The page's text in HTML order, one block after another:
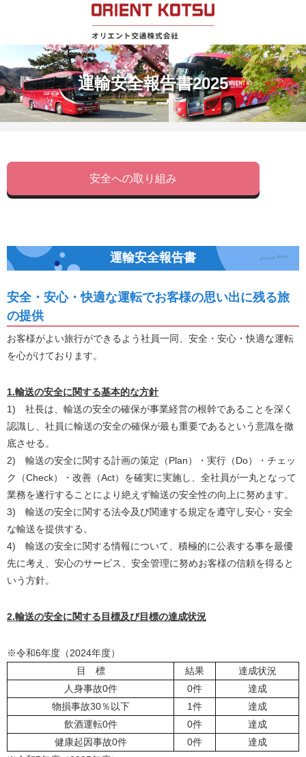
運輸安全報告書2025
安全への取り組み
運輸安全報告書
安全・安心・快適な運転でお客様の思い出に残る旅
の提供
お客様がよい旅行ができるよう社員一同、安全・安心・快適な運転
を心がけております。
1.輸送の安全に関する基本的な方針
1) 社長は、輸送の安全の確保が事業経営の根幹であることを深く
認識し、社員に輸送の安全の確保が最も重要であるという意識を徹
底させる。
2) 輸送の安全に関する計画の策定（Plan）・実行（Do）・チェッ
ク（Check）・改善（Act）を確実に実施し、全社員が一丸となって
業務を遂行することにより絶えず輸送の安全性の向上に努めます。
3) 輸送の安全に関する法令及び関連する規定を遵守し安心・安全
な輸送を提供する。
4) 輸送の安全に関する情報について、積極的に公表する事を最優
先に考え、安心のサービス、安全管理に努めお客様の信頼を得ると
いう方針。
2.輸送の安全に関する目標及び目標の達成状況
※令和6年度（2024年度）
目 標
結果
達成状況
人身事故0件
0件
達成
物損事故30％以下
1件
達成
飲酒運転0件
0件
達成
健康起因事故0件
0件
達成